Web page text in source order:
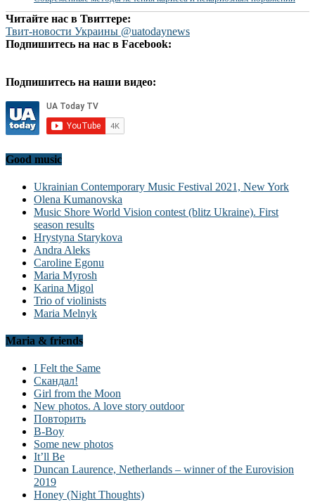
Читайте нас в Твиттере:
Твит-новости Украины @uatodaynews
Подпишитесь на нас в Facebook:
Подпишитесь на наши видео:
Good music
Ukrainian Contemporary Music Festival 2021, New York
Olena Kumanovska
Music Shore World Vision contest (blitz Ukraine). First
season results
Hrystyna Starykova
Andra Aleks
Caroline Egonu
Maria Myrosh
Karina Migol
Trio of violinists
Maria Melnyk
Maria & friends
I Felt the Same
Скандал!
Girl from the Moon
New photos. A love story outdoor
Повторить
B-Boy
Some new photos
It’ll Be
Duncan Laurence, Netherlands – winner of the Eurovision
2019
Honey (Night Thoughts)